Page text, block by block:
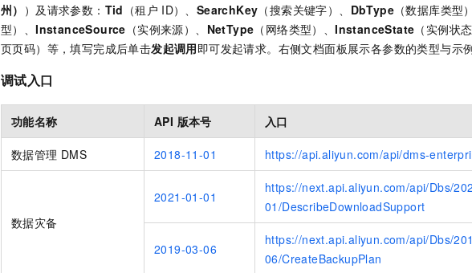
州） ）及请求参数： Tid （租户 ID）、 SearchKey （搜索关键字）、 DbType （数据库类型）
型）、InstanceSource （实例来源）、 NetType （网络类型）、InstanceState （实例状态
页页码）等，填写完成后单击发起调用即可发起请求。右侧文档面板展示各参数的类型与示例
调试入口
功能名称 API 版本号 入口
数据管理 DMS 2018-11-01 https://api.aliyun.com/api/dms-
数据灾备
2021-01-01
https://next.api.aliyun.com/api/Dbs/
01/DescribeDownloadSupport
2019-03-06
https://next.api.aliyun.com/api/Dbs/
06/CreateBackupPlan